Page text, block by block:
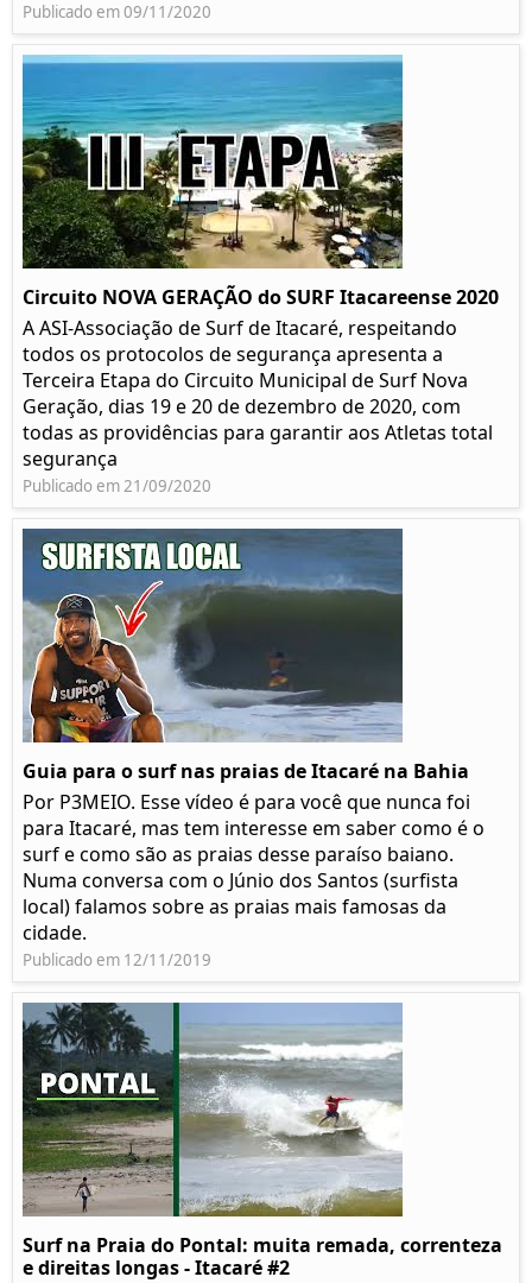
Publicado em 09/11/2020
Circuito NOVA GERAÇÃO do SURF Itacareense 2020
A ASI-Associação de Surf de Itacaré, respeitando
todos os protocolos de segurança apresenta a
Terceira Etapa do Circuito Municipal de Surf Nova
Geração, dias 19 e 20 de dezembro de 2020, com
todas as providências para garantir aos Atletas total
segurança
Publicado em 21/09/2020
Guia para o surf nas praias de Itacaré na Bahia
Por P3MEIO. Esse vídeo é para você que nunca foi
para Itacaré, mas tem interesse em saber como é o
surf e como são as praias desse paraíso baiano.
Numa conversa com o Júnio dos Santos (surfista
local) falamos sobre as praias mais famosas da
cidade.
Publicado em 12/11/2019
Surf na Praia do Pontal: muita remada, correnteza
e direitas longas - Itacaré #2